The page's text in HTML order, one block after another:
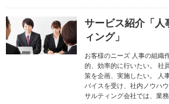
サービス紹介「人
ィング」
お客様のニーズ 人事の組織
的、効率的に行いたい。 社
策を企画、実施したい。 人
バイスを受け、社内ノウハ
サルティング会社では、業